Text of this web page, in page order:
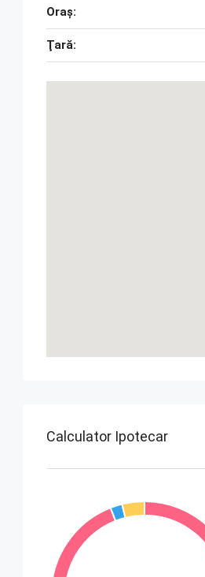
Oraş:
Ţară:
Calculator Ipotecar